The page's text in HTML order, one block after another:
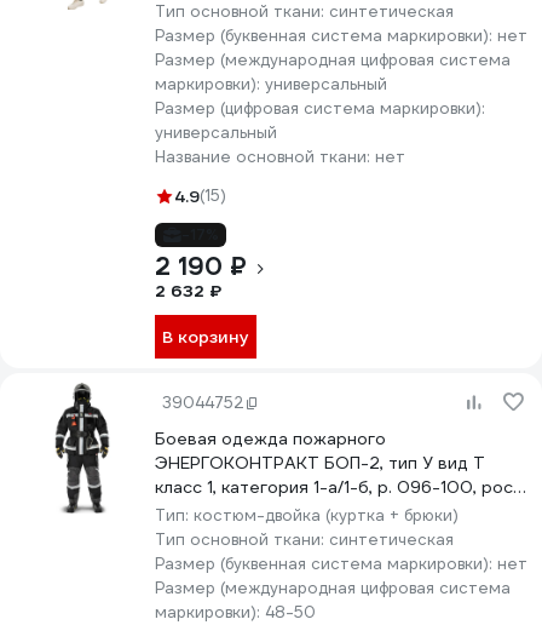
Тип основной ткани: синтетическая
Размер (буквенная система маркировки): нет
Размер (международная цифровая система
маркировки): универсальный
Размер (цифровая система маркировки):
универсальный
Название основной ткани: нет
4.9(15)
2 190 ₽
2 632 ₽
В корзину
39044752
Боевая одежда пожарного
ЭНЕРГОКОНТРАКТ БОП-2, тип У вид Т
класс 1, категория 1-а/1-б, р. 096-100, рост
170/176, черный 5310000000029
Тип: костюм-двойка (куртка + брюки)
Тип основной ткани: синтетическая
Размер (буквенная система маркировки): нет
Размер (международная цифровая система
маркировки): 48-50